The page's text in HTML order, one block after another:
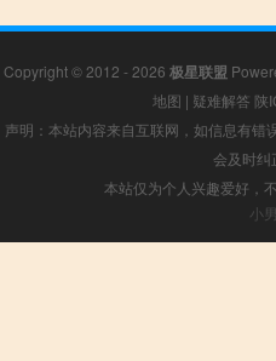
Copyright © 2012 - 2026 极星联盟
地图 | 疑难解答 陕
声明：本站内容来自互联网，如信息有
会及时纠
本站仅为个人兴趣爱好，
小